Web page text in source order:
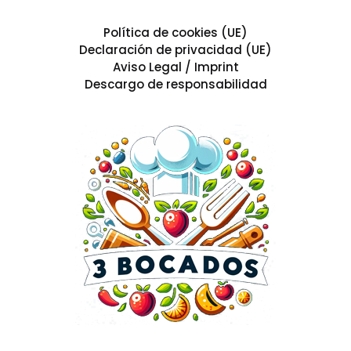
Política de cookies (UE)
Declaración de privacidad (UE)
Aviso Legal / Imprint
Descargo de responsabilidad